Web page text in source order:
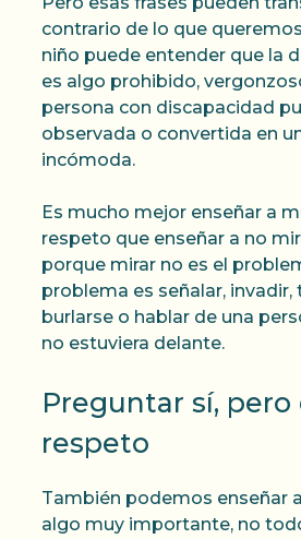
contrario de lo que
niño puede entender que la
es algo prohibido,
persona con discapacidad
observada o convertida en
incómoda.
Es mucho mejor enseñar a
respeto que enseñar a no
porque mirar no es el
problema es señalar, invadir,
burlarse o hablar de una
no estuviera delante.
Preguntar sí, pero
respeto
También podemos enseñar
algo muy importante, no